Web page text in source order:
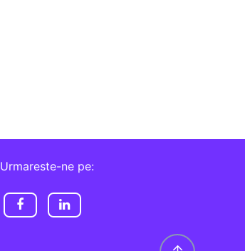
Urmareste-ne pe: